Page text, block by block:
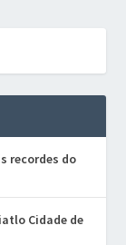
recordes do
Cidade de